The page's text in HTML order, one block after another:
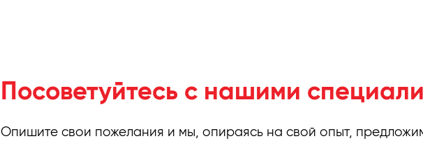
Посоветуйтесь с нашими
Опишите свои пожелания и мы, опираясь на свой опыт,